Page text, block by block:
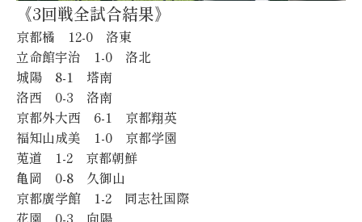
《3回戦全試合結果》
京都橘 12-0 洛東
立命館宇治 1-0 洛北
城陽 8-1 塔南
洛西 0-3 洛南
京都外大西 6-1 京都翔英
福知山成美 1-0 京都学園
莵道 1-2 京都朝鮮
亀岡 0-8 久御山
京都廣学館 1-2 同志社国際
花園 0-3 向陽